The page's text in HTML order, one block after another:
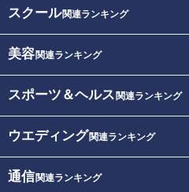
スクール関連ランキング
美容関連ランキング
スポーツ＆ヘルス 関連ランキング
ウエディング関連ランキング
通信関連ランキング